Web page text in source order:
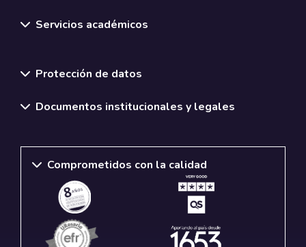
Servicios académicos
Protección de datos
Documentos institucionales y legales
Comprometidos con la calidad